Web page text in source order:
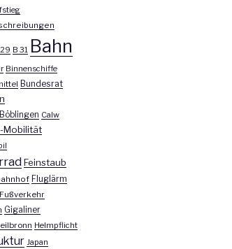
B 31 Bahn
Binnenschiffe
Bundesrat
Böblingen Calw
Mobilität
Feinstaub
Fluglärm
Fußverkehr
Gigaliner
Helmpflicht
Japan